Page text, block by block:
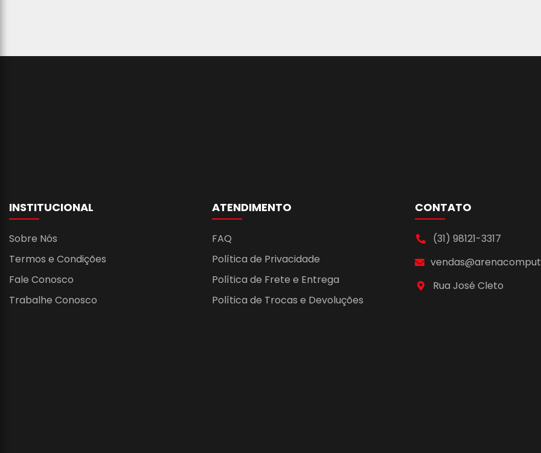
INSTITUCIONAL
Sobre Nós
Termos e Condições
Fale Conosco
Trabalhe Conosco
ATENDIMENTO
FAQ
Política de Privacidade
Política de Frete e Entrega
Política de Trocas e Devoluções
CONTATO
(31) 98121-3317
Rua José Cleto